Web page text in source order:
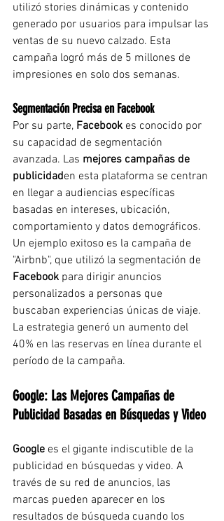
utilizó stories dinámicas y contenido
generado por usuarios para impulsar las
ventas de su nuevo calzado. Esta
campaña logró más de 5 millones de
impresiones en solo dos semanas.
Segmentación Precisa en Facebook
Por su parte, Facebook es conocido por
su capacidad de segmentación
avanzada. Las mejores campañas de
publicidaden esta plataforma se centran
en llegar a audiencias específicas
basadas en intereses, ubicación,
comportamiento y datos demográficos.
Un ejemplo exitoso es la campaña de
"Airbnb", que utilizó la segmentación de
Facebook para dirigir anuncios
personalizados a personas que
buscaban experiencias únicas de viaje.
La estrategia generó un aumento del
40% en las reservas en línea durante el
período de la campaña.
Google: Las Mejores Campañas de
Publicidad Basadas en Búsquedas y Video
Google es el gigante indiscutible de la
publicidad en búsquedas y video. A
través de su red de anuncios, las
marcas pueden aparecer en los
resultados de búsqueda cuando los